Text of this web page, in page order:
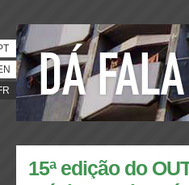
15ª edição do